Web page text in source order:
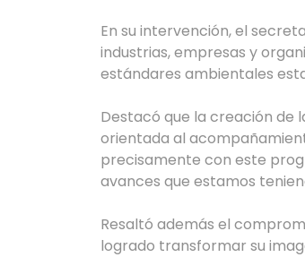
En su intervención, el
industrias, empresas y
estándares ambientales
Destacó que la creación de
orientada al
precisamente con este
avances que estamos
Resaltó además el
logrado transformar su